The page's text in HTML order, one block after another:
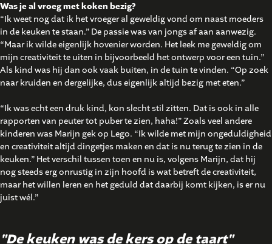
Was je al vroeg met koken bezig?
“Ik weet nog dat ik het vroeger al geweldig vond om naast moeders
in de keuken te staan.” De passie was van jongs af aan aanwezig.
“Maar ik wilde eigenlijk hovenier worden. Het leek me geweldig om
mijn creativiteit te uiten in bijvoorbeeld het ontwerp voor een tuin.”
Als kind was hij dan ook vaak buiten, in de tuin te vinden. “Op zoek
naar kruiden en dergelijke, dus eigenlijk altijd bezig met eten.”
“Ik was echt een druk kind, kon slecht stil zitten. Dat is ook in alle
rapporten van peuter tot puber te zien, haha!” Zoals veel andere
kinderen was Marijn gek op Lego. “Ik wilde met mijn ongeduldigheid
en creativiteit altijd dingetjes maken en dat is nu terug te zien in de
keuken.” Het verschil tussen toen en nu is, volgens Marijn, dat hij
nog steeds erg onrustig in zijn hoofd is wat betreft de creativiteit,
maar het willen leren en het geduld dat daarbij komt kijken, is er nu
juist wél.”
"De keuken was de kers op de taart"